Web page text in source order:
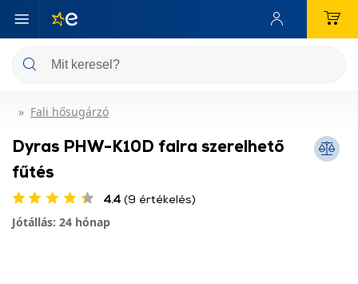
Fali hősugárzó
Dyras PHW-K10D falra szerelhető
fűtés
4.4 (9 értékelés)
Jótállás: 24 hónap